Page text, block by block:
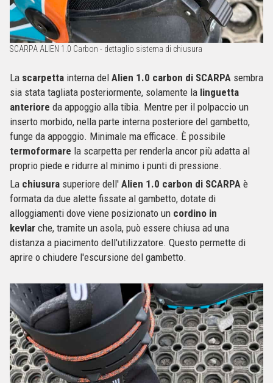
SCARPA ALIEN 1.0 Carbon - dettaglio sistema di chiusura
La scarpetta interna del Alien 1.0 carbon di SCARPA sembra
sia stata tagliata posteriormente, solamente la linguetta
anteriore da appoggio alla tibia. Mentre per il polpaccio un
inserto morbido, nella parte interna posteriore del gambetto,
funge da appoggio. Minimale ma efficace. È possibile
termoformare la scarpetta per renderla ancor più adatta al
proprio piede e ridurre al minimo i punti di pressione.
La chiusura superiore dell' Alien 1.0 carbon di SCARPA è
formata da due alette fissate al gambetto, dotate di
alloggiamenti dove viene posizionato un cordino in
kevlar che, tramite un asola, può essere chiusa ad una
distanza a piacimento dell'utilizzatore. Questo permette di
aprire o chiudere l'escursione del gambetto.